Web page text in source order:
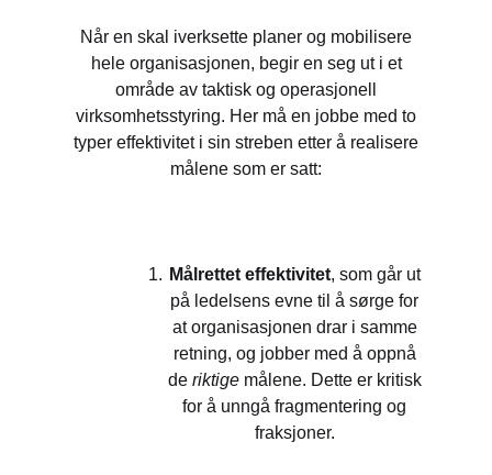
Når en skal iverksette planer og mobilisere
hele organisasjonen, begir en seg ut i et
område av taktisk og operasjonell
virksomhetsstyring. Her må en jobbe med to
typer effektivitet i sin streben etter å realisere
målene som er satt:
Målrettet effektivitet, som går ut
på ledelsens evne til å sørge for
at organisasjonen drar i samme
retning, og jobber med å oppnå
de riktigemålene. Dette er kritisk
for å unngå fragmentering og
fraksjoner.